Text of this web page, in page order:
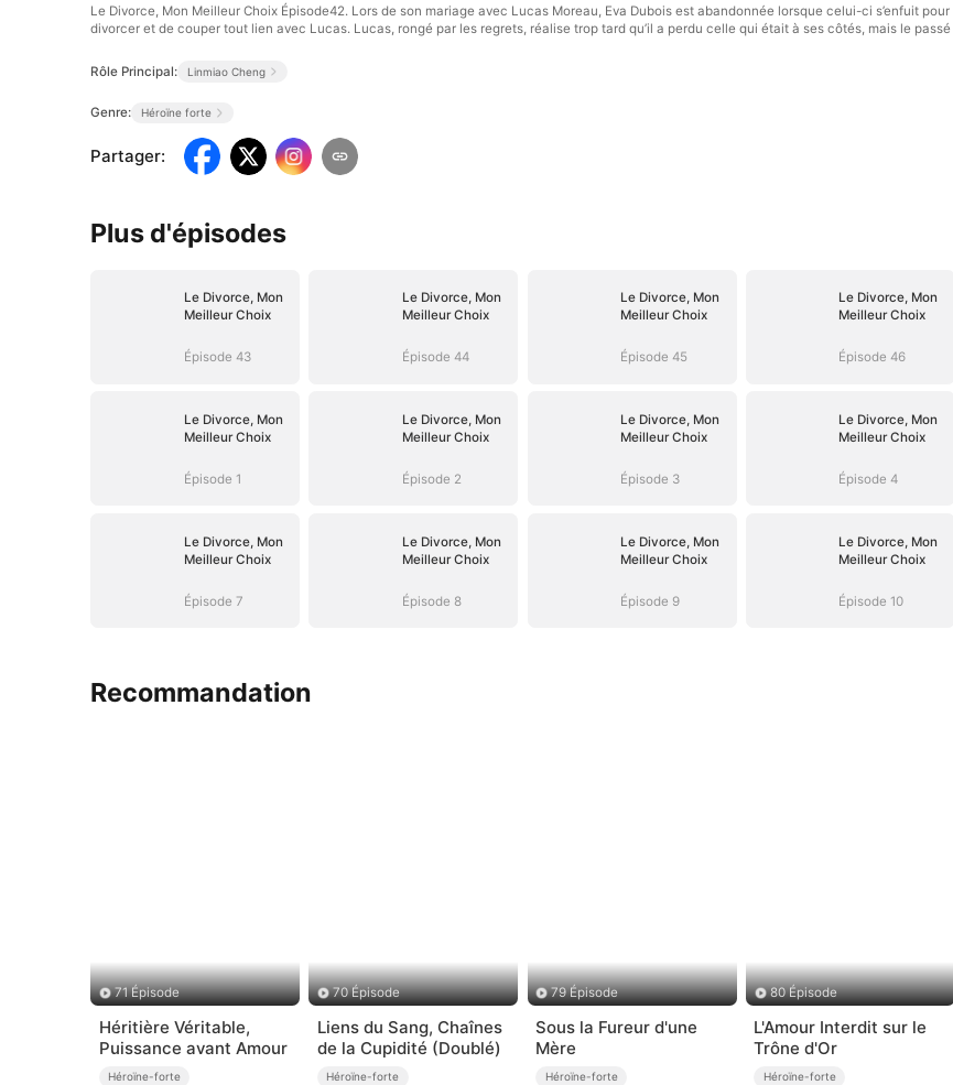
Le Divorce, Mon Meilleur Choix Épisode42. Lors de son mariage avec Lucas Moreau, Eva Dubois est abandonnée lorsque celui-ci s’enfuit
divorcer et de couper tout lien avec Lucas. Lucas, rongé par les regrets, réalise trop tard qu’il a perdu celle qui était à ses côtés, mais le
Rôle Principal: Linmiao Cheng
Genre: Héroïne forte
Partager:
Plus d'épisodes
Le Divorce, Mon
Meilleur Choix
Épisode 43
Le Divorce, Mon
Meilleur Choix
Épisode 44
Le Divorce, Mon
Meilleur Choix
Épisode 45
Le Divorce, Mon
Meilleur Choix
Épisode 46
Le Divorce, Mon
Meilleur Choix
Épisode 1
Le Divorce, Mon
Meilleur Choix
Épisode 2
Le Divorce, Mon
Meilleur Choix
Épisode 3
Le Divorce, Mon
Meilleur Choix
Épisode 4
Le Divorce, Mon
Meilleur Choix
Épisode 7
Le Divorce, Mon
Meilleur Choix
Épisode 8
Le Divorce, Mon
Meilleur Choix
Épisode 9
Le Divorce, Mon
Meilleur Choix
Épisode 10
Recommandation
71 Épisode
Héritière Véritable,
Puissance avant Amour
Héroïne-forte
70 Épisode
Liens du Sang, Chaînes
de la Cupidité (Doublé)
Héroïne-forte
79 Épisode
Sous la Fureur d'une
Mère
Héroïne-forte
80 Épisode
L'Amour Interdit sur le
Trône d'Or
Héroïne-forte